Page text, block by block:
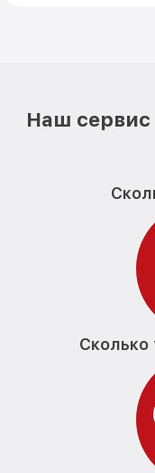
Наш сервис
Сколько